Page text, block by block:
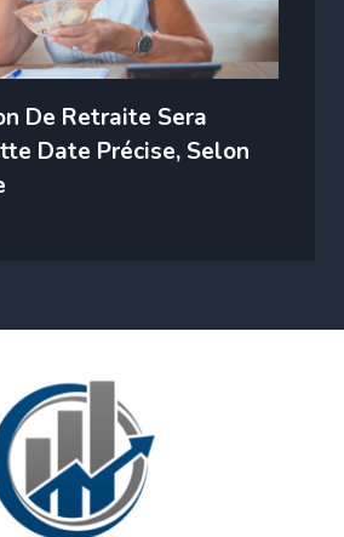
De Retraite Sera
Date Précise, Selon